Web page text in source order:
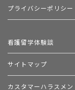
プライバシーポリシー
看護留学体験談
サイトマップ
カスタマーハラスメ